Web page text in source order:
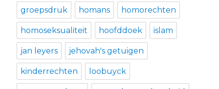
groepsdruk homans homorechten
homoseksualiteit hoofddoek islam
jan leyers jehovah's getuigen
kinderrechten loobuyck